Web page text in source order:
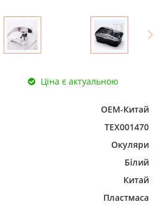
Ціна є актуальною
ОЕМ-Китай
TEX001470
Окуляри
Білий
Китай
Пластмаса